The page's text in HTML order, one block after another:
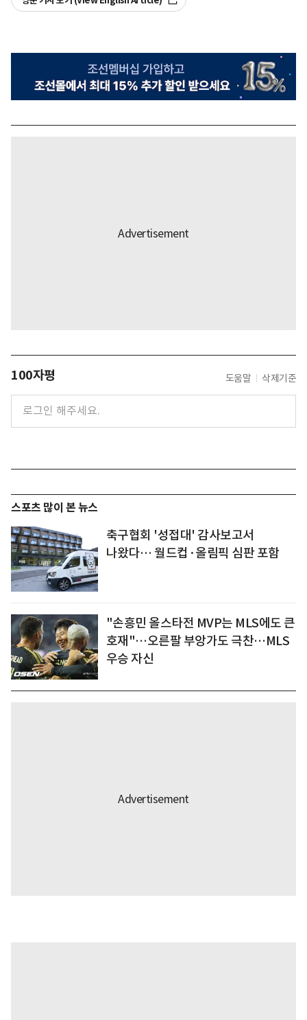
100자평 도움말 삭제기준
스포츠 많이 본 뉴스
축구협회 '성접대' 감사보고서
나왔다… 월드컵·올림픽 심판 포함
"손흥민 올스타전 MVP는 MLS에도 큰
호재"…오른팔 부앙가도 극찬…MLS
우승 자신